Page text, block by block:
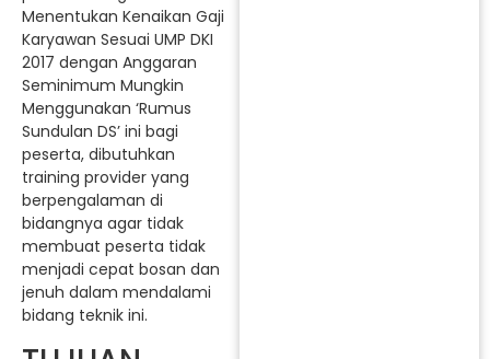
Menentukan Kenaikan Gaji
Karyawan Sesuai UMP DKI
2017 dengan Anggaran
Seminimum Mungkin
Menggunakan ‘Rumus
Sundulan DS’ ini bagi
peserta, dibutuhkan
training provider yang
berpengalaman di
bidangnya agar tidak
membuat peserta tidak
menjadi cepat bosan dan
jenuh dalam mendalami
bidang teknik ini.